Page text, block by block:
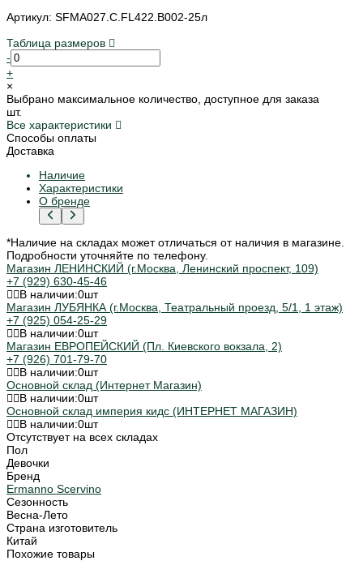
Артикул: SFMA027.C.FL422.B002-25л
Таблица размеров
-
+
×
Выбрано максимальное количество, доступное для заказа
шт.
Все характеристики
Способы оплаты
Доставка
Наличие
Характеристики
О бренде
*Наличие на складах может отличаться от наличия в магазине.
Подробности уточняйте по телефону.
Магазин ЛЕНИНСКИЙ (г.Москва, Ленинский проспект, 109)
+7 (929) 630-45-46
В наличии:0шт
Магазин ЛУБЯНКА (г.Москва, Театральный проезд, 5/1, 1 этаж)
+7 (925) 054-25-29
В наличии:0шт
Магазин ЕВРОПЕЙСКИЙ (Пл. Киевского вокзала, 2)
+7 (926) 701-79-70
В наличии:0шт
Основной склад (Интернет Магазин)
В наличии:0шт
Основной склад империя кидс (ИНТЕРНЕТ МАГАЗИН)
В наличии:0шт
Отсутствует на всех складах
Пол
Девочки
Бренд
Ermanno Scervino
Сезонность
Весна-Лето
Страна изготовитель
Китай
Похожие товары